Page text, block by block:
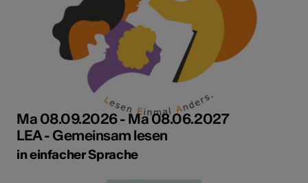
Ma 08.09.2026 - Ma 08.06.2027
LEA - Gemeinsam lesen
in einfacher Sprache